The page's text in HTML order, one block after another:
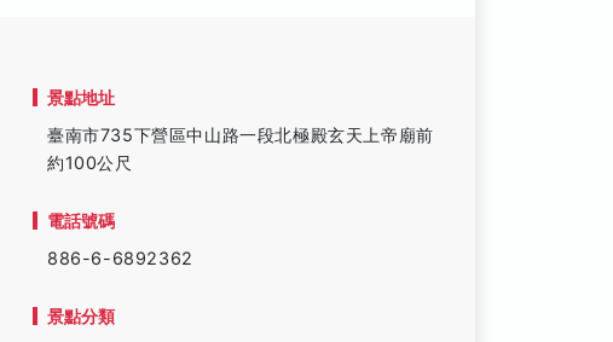
景點地址
臺南市735下營區中山路一段北極殿玄天上帝廟前
約100公尺
電話號碼
886-6-6892362
景點分類